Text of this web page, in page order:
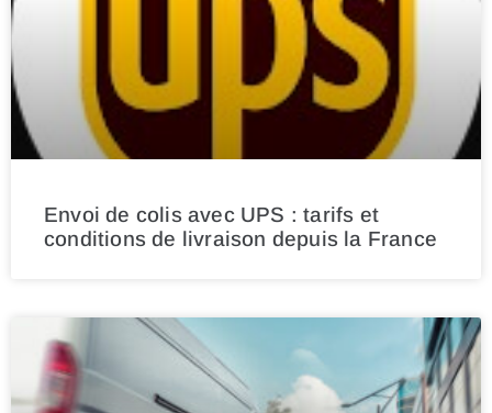
Envoi de colis avec UPS : tarifs et
conditions de livraison depuis la France